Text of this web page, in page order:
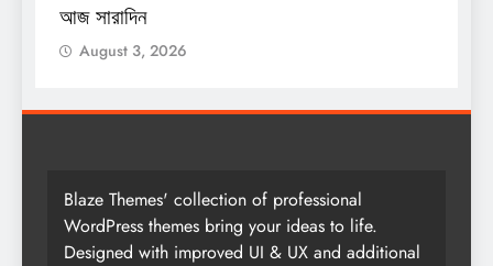
আজ সারাদিন
August 3, 2026
Blaze Themes' collection of professional
WordPress themes bring your ideas to life.
Designed with improved UI & UX and additional